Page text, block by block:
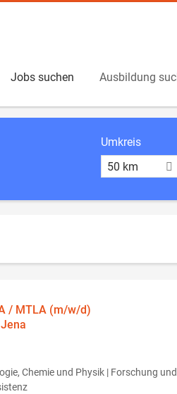
Jobs suchen Ausbildung
Umkreis
50 km
/ MTLA (m/w/d)
Chemie und Physik | Forschung und